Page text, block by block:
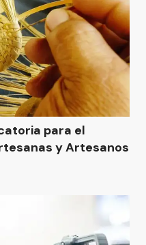
para el
y Artesanos